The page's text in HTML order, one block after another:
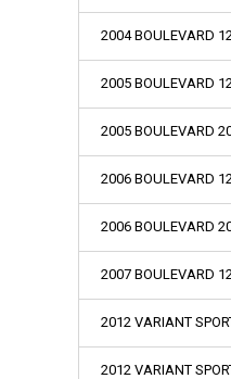
2004 BOULEVARD
2005 BOULEVARD
2005 BOULEVARD
2006 BOULEVARD
2006 BOULEVARD
2007 BOULEVARD
2012 VARIANT
2012 VARIANT